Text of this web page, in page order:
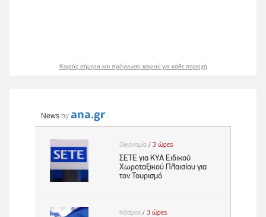
Καιρός σήμερα και πρόγνωση καιρού για κάθε περιοχή